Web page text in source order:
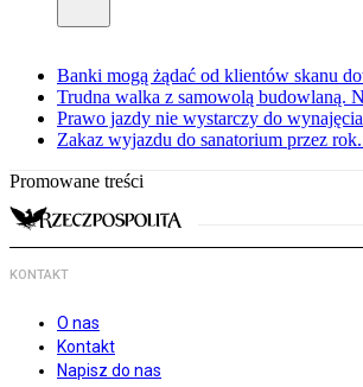
Banki mogą żądać od klientów skanu
Trudna walka z samowolą
Prawo jazdy nie wystarczy do
Zakaz wyjazdu do sanatorium przez
Promowane treści
KONTAKT
O nas
Kontakt
Napisz do nas